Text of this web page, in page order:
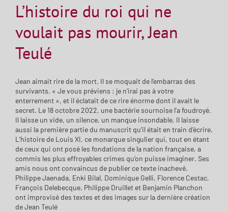
L’histoire du roi qui ne
voulait pas mourir, Jean
Teulé
Jean aimait rire de la mort. Il se moquait de l’embarras des
survivants. « Je vous préviens : je n’irai pas à votre
enterrement », et il éclatait de ce rire énorme dont il avait le
secret. Le 18 octobre 2022, une bactérie sournoise l’a foudroyé.
Il laisse un vide, un silence, un manque insondable. Il laisse
aussi la première partie du manuscrit qu’il était en train d’écrire.
L’histoire de Louis XI, ce monarque singulier qui, tout en étant
de ceux qui ont posé les fondations de la nation française, a
commis les plus effroyables crimes qu’on puisse imaginer. Ses
amis nous ont convaincus de publier ce texte inachevé.
Philippe Jaenada, Enki Bilal, Dominique Gelli, Florence Cestac,
François Delebecque, Philippe Druillet et Benjamin Planchon
ont improvisé des textes et des images sur la dernière création
de Jean Teulé